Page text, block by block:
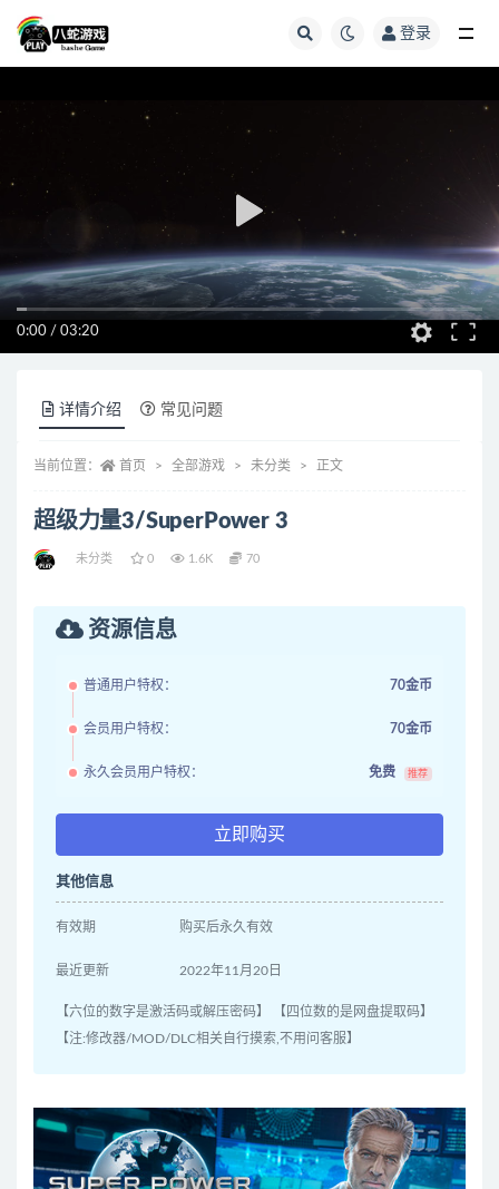
登录
0:00 / 03:20
详情介绍 常见问题
当前位置： 首页 全部游戏 未分类 正文
超级力量3/SuperPower 3
未分类 0 1.6K 70
资源信息
普通用户特权： 70金币
会员用户特权： 70金币
永久会员用户特权： 免费 推荐
立即购买
其他信息
有效期 购买后永久有效
最近更新 2022年11月20日
【六位的数字是激活码或解压密码】 【四位数的是网盘提取码】
【注:修改器/MOD/DLC相关自行摸索,不用问客服】